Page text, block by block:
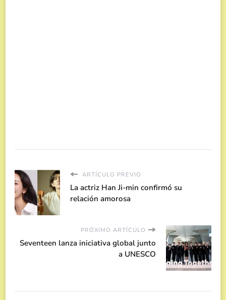
ARTÍCULO PREVIO
La actriz Han Ji-min confirmó su
relación amorosa
PRÓXIMO ARTÍCULO
Seventeen lanza iniciativa global junto
a UNESCO